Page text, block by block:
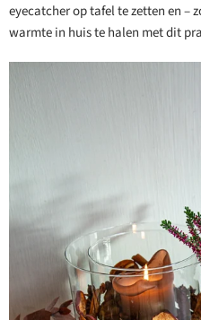
eyecatcher op tafel te zetten en
warmte in huis te halen met dit